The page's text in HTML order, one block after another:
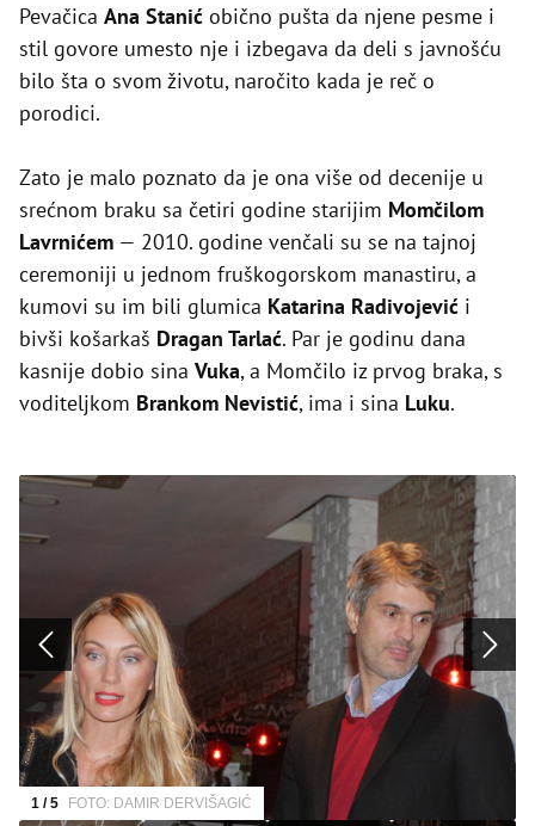
Pevačica Ana Stanić obično pušta da njene pesme i
stil govore umesto nje i izbegava da deli s javnošću
bilo šta o svom životu, naročito kada je reč o
porodici.
Zato je malo poznato da je ona više od decenije u
srećnom braku sa četiri godine starijim Momčilom
Lavrnićem — 2010. godine venčali su se na tajnoj
ceremoniji u jednom fruškogorskom manastiru, a
kumovi su im bili glumica Katarina Radivojević i
bivši košarkaš Dragan Tarlać. Par je godinu dana
kasnije dobio sina Vuka, a Momčilo iz prvog braka, s
voditeljkom Brankom Nevistić, ima i sina Luku.
1 / 5 FOTO: DAMIR DERVIŠAGIĆ